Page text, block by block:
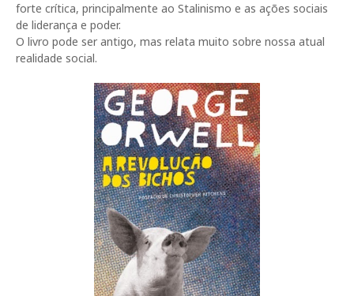
forte crítica, principalmente ao Stalinismo e as ações sociais
de liderança e poder.
O livro pode ser antigo, mas relata muito sobre nossa atual
realidade social.